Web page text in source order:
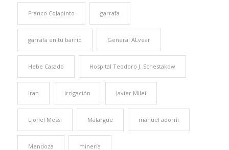
Franco Colapinto garrafa
garrafa en tu barrio General ALvear
Hebe Casado Hospital Teodoro J. Schestakow
Iran Irrigación Javier Milei
Lionel Messi Malargüe manuel adorni
Mendoza minería